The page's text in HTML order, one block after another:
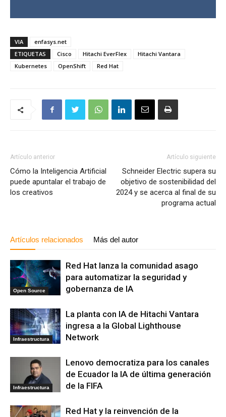
VIA
enfasys.net
ETIQUETAS
Cisco Hitachi EverFlex
Hitachi Vantara
Kubernetes
OpenShift Red Hat
Artículo anterior
Cómo la Inteligencia Artificial
puede apuntalar el trabajo de
los creativos
Artículo siguiente
Schneider Electric supera su
objetivo de sostenibilidad del
2024 y se acerca al final de su
programa actual
Artículos relacionados Más del autor
Open Source
Red Hat lanza la comunidad asago
para automatizar la seguridad y
gobernanza de IA
Infraestructura
La planta con IA de Hitachi Vantara
ingresa a la Global Lighthouse
Network
Infraestructura
Lenovo democratiza para los canales
de Ecuador la IA de última generación
de la FIFA
Red Hat y la reinvención de la